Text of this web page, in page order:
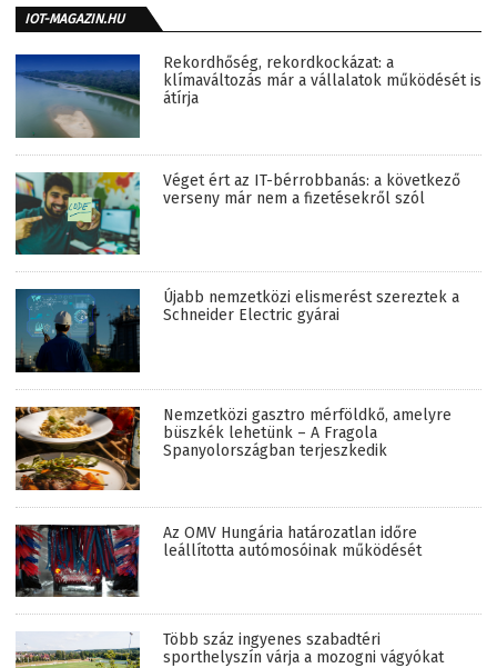
IOT-MAGAZIN.HU
Rekordhőség, rekordkockázat: a
klímaváltozás már a vállalatok működését is
átírja
Véget ért az IT-bérrobbanás: a következő
verseny már nem a fizetésekről szól
Újabb nemzetközi elismerést szereztek a
Schneider Electric gyárai
Nemzetközi gasztro mérföldkő, amelyre
büszkék lehetünk – A Fragola
Spanyolországban terjeszkedik
Az OMV Hungária határozatlan időre
leállította autómosóinak működését
Több száz ingyenes szabadtéri
sporthelyszín várja a mozogni vágyókat